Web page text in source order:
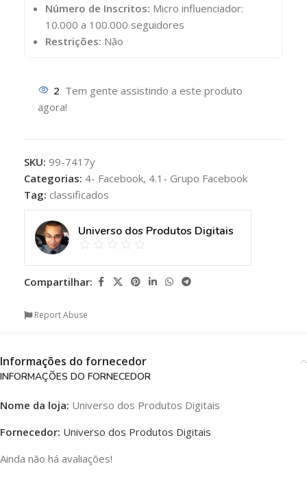
Número de Inscritos: Micro influenciador:
10.000 a 100.000 seguidores
Restrições: Não
2 Tem gente assistindo a este produto
agora!
SKU: 99-7417y
Categorias: 4- Facebook, 4.1- Grupo Facebook
Tag: classificados
Universo dos Produtos Digitais
Compartilhar:
Report Abuse
Informações do fornecedor
INFORMAÇÕES DO FORNECEDOR
Nome da loja: Universo dos Produtos Digitais
Fornecedor: Universo dos Produtos Digitais
Ainda não há avaliações!